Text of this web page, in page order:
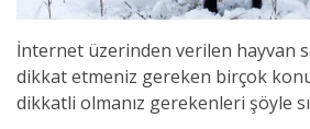
İnternet üzerinden verilen hayvan
dikkat etmeniz gereken birçok
dikkatli olmanız gerekenleri şöyle